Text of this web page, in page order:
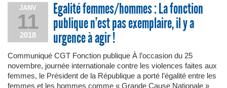
JANV
11
2018
Egalité femmes/hommes : La fonction
publique n’est pas exemplaire, il y a
urgence à agir !
Communiqué CGT Fonction publique À l’occasion du 25
novembre, journée internationale contre les violences faites aux
femmes, le Président de la République a porté l’égalité entre les
femmes et les hommes comme « Grande Cause Nationale »